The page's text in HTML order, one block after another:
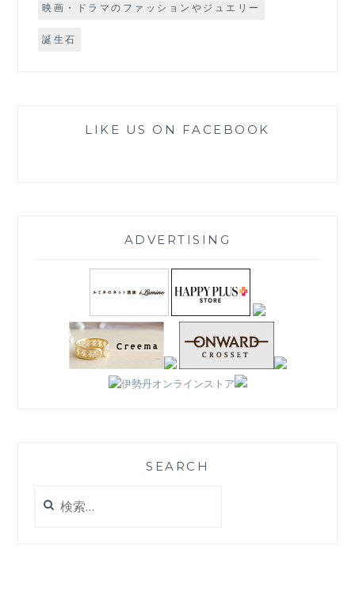
映画・ドラマのファッションやジュエリー
誕生石
LIKE US ON FACEBOOK
ADVERTISING
SEARCH
索: